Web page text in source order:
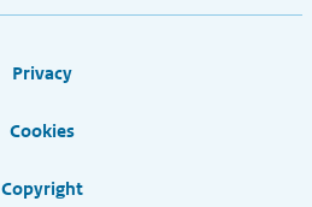
Privacy
Cookies
Copyright